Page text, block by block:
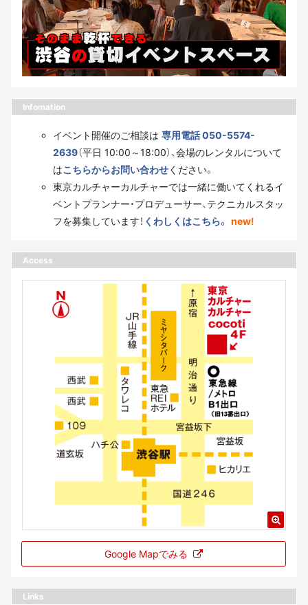
Infomation
イベント開催のご相談は 専用電話 050-5574-
2639（平日 10:00～18:00）、会場のレンタルについて
はこちらからお問い合わせください。
東京カルチャーカルチャーでは一緒に働いてくれるイ
ベントプランナー・プロデューサー、テクニカルスタッ
フを募集しています！ くわしくはこちら。 new!
Access
Google Mapでみる
Links